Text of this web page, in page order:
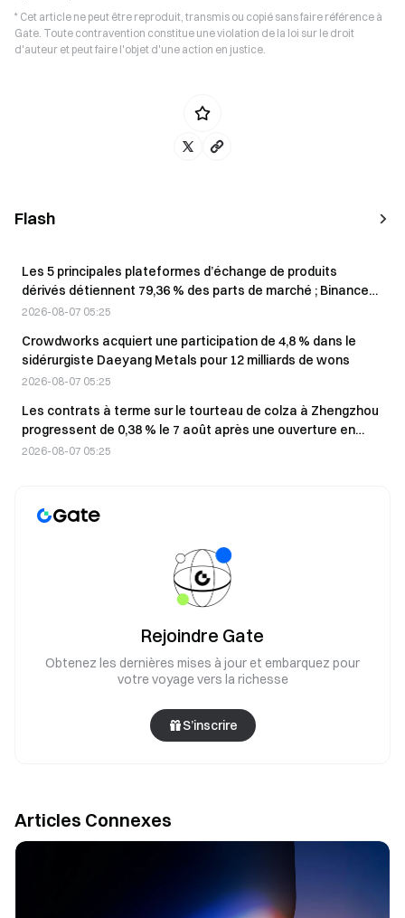
* Cet article ne peut être reproduit, transmis ou copié sans faire référence à
Gate. Toute contravention constitue une violation de la loi sur le droit
d'auteur et peut faire l'objet d'une action en justice.
Flash
Les 5 principales plateformes d’échange de produits
dérivés détiennent 79,36 % des parts de marché ; Binance
domine avec 46,98 %
2026-08-07 05:25
Crowdworks acquiert une participation de 4,8 % dans le
sidérurgiste Daeyang Metals pour 12 milliards de wons
2026-08-07 05:25
Les contrats à terme sur le tourteau de colza à Zhengzhou
progressent de 0,38 % le 7 août après une ouverture en
baisse.
2026-08-07 05:25
Rejoindre Gate
Obtenez les dernières mises à jour et embarquez pour
votre voyage vers la richesse
S’inscrire
Articles Connexes